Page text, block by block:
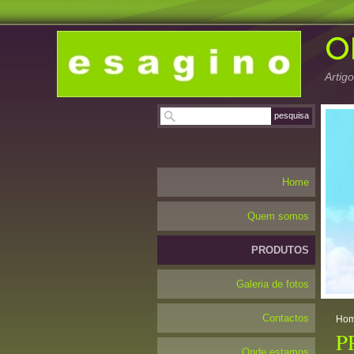
Home
Quem somos
PRODUTOS
Galeria de fotos
Contactos